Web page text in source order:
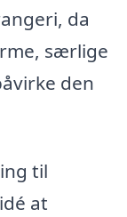
da
særlige
den
til
at